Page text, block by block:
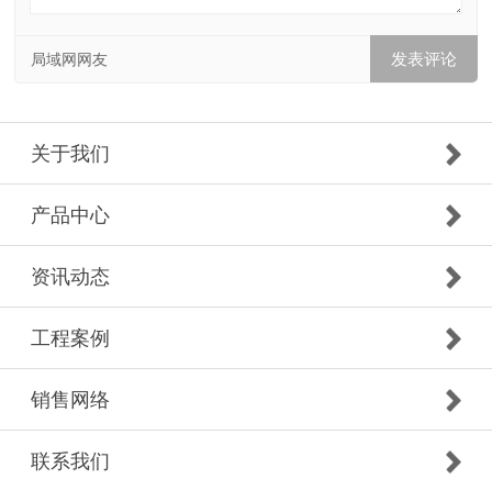
局域网网友
关于我们
产品中心
资讯动态
工程案例
销售网络
联系我们